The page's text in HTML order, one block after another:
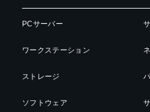
PCサーバー
ワークステーション
ストレージ
ソフトウェア